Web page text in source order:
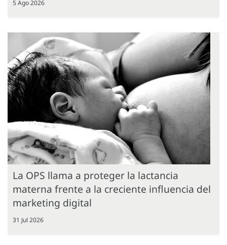
5 Ago 2026
La OPS llama a proteger la lactancia
materna frente a la creciente influencia del
marketing digital
31 Jul 2026